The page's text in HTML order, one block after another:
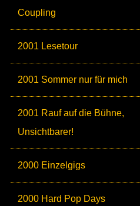
Coupling
2001 Lesetour
2001 Sommer nur für mich
2001 Rauf auf die Bühne,
Unsichtbarer!
2000 Einzelgigs
2000 Hard Pop Days